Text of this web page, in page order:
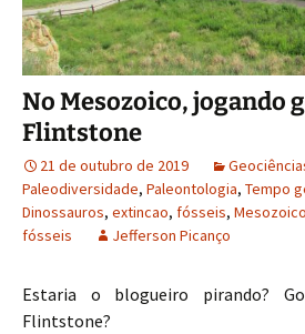
No Mesozoico, jogando
Flintstone
21 de outubro de 2019
Paleodiversidade, Paleontologia, Tempo
Dinossauros, extincao, fósseis, Mesozoico
fósseis
Jefferson Picanço
Estaria o blogueiro pirando?
Flintstone?